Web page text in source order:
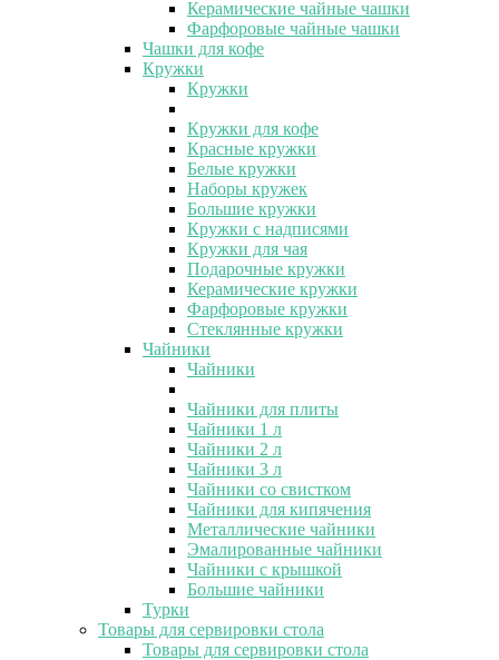
Керамические чайные чашки
Фарфоровые чайные чашки
Чашки для кофе
Кружки
Кружки
Кружки для кофе
Красные кружки
Белые кружки
Наборы кружек
Большие кружки
Кружки с надписями
Кружки для чая
Подарочные кружки
Керамические кружки
Фарфоровые кружки
Стеклянные кружки
Чайники
Чайники
Чайники для плиты
Чайники 1 л
Чайники 2 л
Чайники 3 л
Чайники со свистком
Чайники для кипячения
Металлические чайники
Эмалированные чайники
Чайники с крышкой
Большие чайники
Турки
Товары для сервировки стола
Товары для сервировки стола